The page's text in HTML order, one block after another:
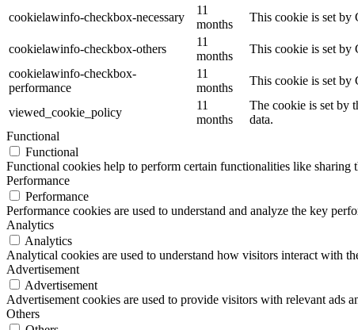
cookielawinfo-checkbox-necessary
11
months
This cookie is set by
cookielawinfo-checkbox-others
11
months
This cookie is set by
cookielawinfo-checkbox-
performance
11
months
This cookie is set by
viewed_cookie_policy
11
months
The cookie is set by
data.
Functional
Functional
Functional cookies help to perform certain functionalities like sharing
Performance
Performance
Performance cookies are used to understand and analyze the key
Analytics
Analytics
Analytical cookies are used to understand how visitors interact with
Advertisement
Advertisement
Advertisement cookies are used to provide visitors with relevant ads
Others